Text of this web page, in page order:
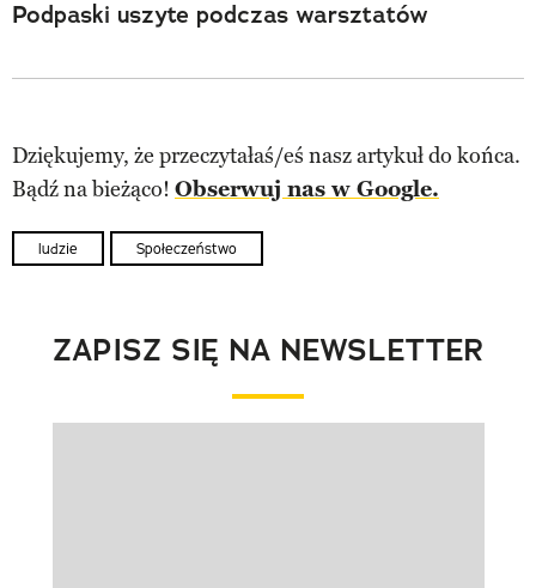
Podpaski uszyte podczas warsztatów
Dziękujemy, że przeczytałaś/eś nasz artykuł do końca.
Bądź na bieżąco! Obserwuj nas w Google.
ludzie Społeczeństwo
ZAPISZ SIĘ NA NEWSLETTER